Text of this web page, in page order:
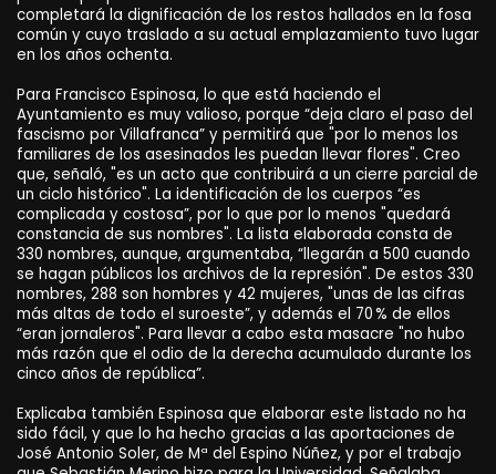
completará la dignificación de los restos hallados en la fosa
común y cuyo traslado a su actual emplazamiento tuvo lugar
en los años ochenta.
Para Francisco Espinosa, lo que está haciendo el
Ayuntamiento es muy valioso, porque “deja claro el paso del
fascismo por Villafranca” y permitirá que "por lo menos los
familiares de los asesinados les puedan llevar flores". Creo
que, señaló, "es un acto que contribuirá a un cierre parcial de
un ciclo histórico". La identificación de los cuerpos “es
complicada y costosa”, por lo que por lo menos "quedará
constancia de sus nombres". La lista elaborada consta de
330 nombres, aunque, argumentaba, “llegarán a 500 cuando
se hagan públicos los archivos de la represión". De estos 330
nombres, 288 son hombres y 42 mujeres, "unas de las cifras
más altas de todo el suroeste”, y además el 70 % de ellos
“eran jornaleros". Para llevar a cabo esta masacre "no hubo
más razón que el odio de la derecha acumulado durante los
cinco años de república”.
Explicaba también Espinosa que elaborar este listado no ha
sido fácil, y que lo ha hecho gracias a las aportaciones de
José Antonio Soler, de Mª del Espino Núñez, y por el trabajo